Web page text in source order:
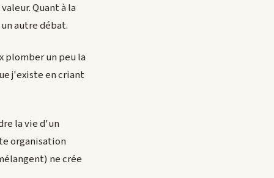
Quant à la
autre débat.
plomber un peu la
j'existe en criant
la vie d'un
organisation
ne crée